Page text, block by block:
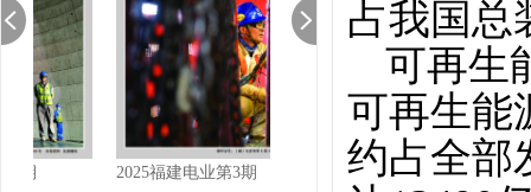
2025福建电业第3期 2025福建电业第2期
占我国总
可再生
可再生能
约占全部